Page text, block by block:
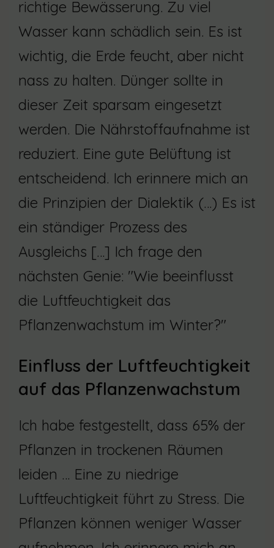
richtige Bewässerung. Zu viel
Wasser kann schädlich sein. Es ist
wichtig, die Erde feucht, aber nicht
nass zu halten. Dünger sollte in
dieser Zeit sparsam eingesetzt
werden. Die Nährstoffaufnahme ist
reduziert. Eine gute Belüftung ist
entscheidend. Ich erinnere mich an
die Prinzipien der Dialektik (…) Es ist
ein ständiger Prozess des
Ausgleichs […] Ich frage den
nächsten Genie: "Wie beeinflusst
die Luftfeuchtigkeit das
Pflanzenwachstum im Winter?"
Einfluss der Luftfeuchtigkeit
auf das Pflanzenwachstum
Ich habe festgestellt, dass 65% der
Pflanzen in trockenen Räumen
leiden … Eine zu niedrige
Luftfeuchtigkeit führt zu Stress. Die
Pflanzen können weniger Wasser